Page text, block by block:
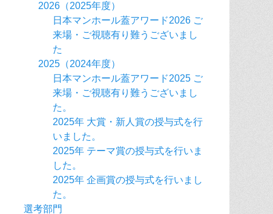
2026（2025年度）
日本マンホール蓋アワード2026 ご
来場・ご視聴有り難うございまし
た
2025（2024年度）
日本マンホール蓋アワード2025 ご
来場・ご視聴有り難うございまし
た。
2025年 大賞・新人賞の授与式を行
いました。
2025年 テーマ賞の授与式を行いま
した。
2025年 企画賞の授与式を行いまし
た。
選考部門